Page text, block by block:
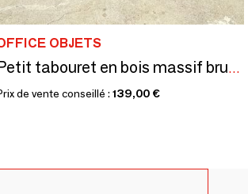
OBJETS
Petit tabouret en bois massif brun assise circulaire creusée H:40cm
de vente conseillé : 139,00 €